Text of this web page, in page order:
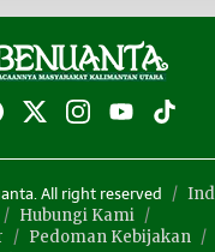
All right reserved
Hubungi Kami
Pedoman Kebijakan